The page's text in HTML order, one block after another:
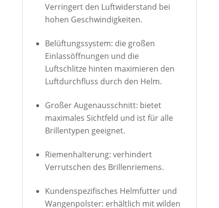
Verringert den Luftwiderstand bei
hohen Geschwindigkeiten.
Belüftungssystem: die großen
Einlassöffnungen und die
Luftschlitze hinten maximieren den
Luftdurchfluss durch den Helm.
Großer Augenausschnitt: bietet
maximales Sichtfeld und ist für alle
Brillentypen geeignet.
Riemenhalterung: verhindert
Verrutschen des Brillenriemens.
Kundenspezifisches Helmfutter und
Wangenpolster: erhältlich mit wilden